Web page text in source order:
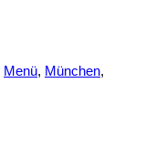
Menü, München,